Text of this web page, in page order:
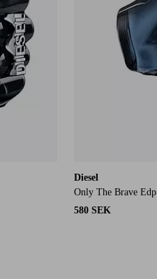
Diesel
Only The Brave Edp
580 SEK